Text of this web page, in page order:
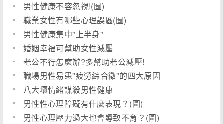
男性健康不容忽視!(圖)
職業女性有哪些心理誤區(圖)
男性健康集中"上半身"
婚姻幸福可幫助女性減壓
老公不行怎麼辦?多幫助老公減壓!
職場男性易患"疲勞綜合徵"的四大原因
八大壞情緒謀殺男性健康
男性性心理障礙有什麼表現？(圖)
男性心理壓力過大也會導致不育？(圖)